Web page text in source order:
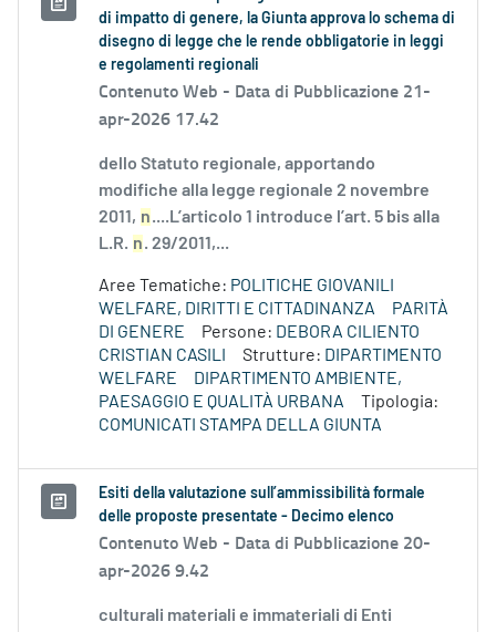
di impatto di genere, la Giunta approva lo schema di
disegno di legge che le rende obbligatorie in leggi
e regolamenti regionali
Contenuto Web - Data di Pubblicazione 21-
apr-2026 17.42
dello Statuto regionale, apportando
modifiche alla legge regionale 2 novembre
2011, n....L’articolo 1 introduce l’art. 5 bis alla
L.R. n. 29/2011,...
Aree Tematiche: POLITICHE GIOVANILI
WELFARE, DIRITTI E CITTADINANZA
PARITÀ
DI GENERE
Persone: DEBORA CILIENTO
CRISTIAN CASILI
Strutture: DIPARTIMENTO
WELFARE
DIPARTIMENTO AMBIENTE,
PAESAGGIO E QUALITÀ URBANA
Tipologia:
COMUNICATI STAMPA DELLA GIUNTA
Esiti della valutazione sull’ammissibilità formale
delle proposte presentate - Decimo elenco
Contenuto Web - Data di Pubblicazione 20-
apr-2026 9.42
culturali materiali e immateriali di Enti